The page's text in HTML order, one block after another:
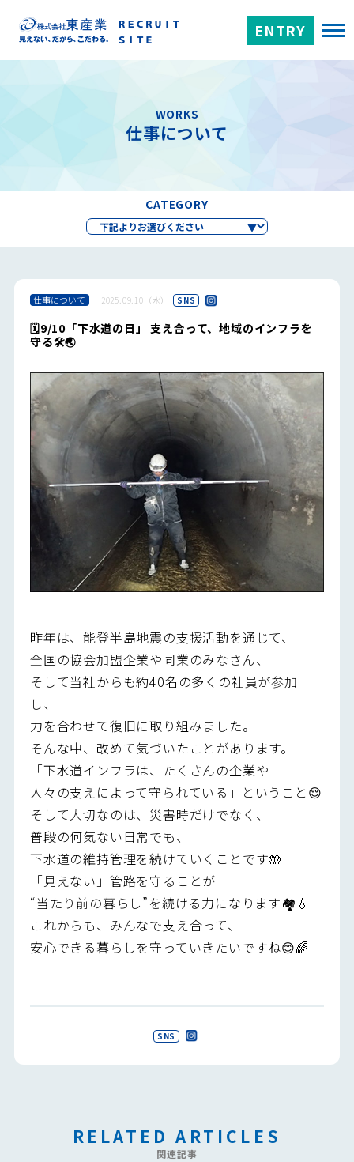
ENTRY
WORKS
仕事について
CATEGORY
仕事について 2025.09.10（水） SNS
🗓️9/10「下水道の日」 支え合って、地域のインフラを
守る🛠️🌏
昨年は、能登半島地震の支援活動を通じて、
全国の協会加盟企業や同業のみなさん、
そして当社からも約40名の多くの社員が参加
し、
力を合わせて復旧に取り組みました。
そんな中、改めて気づいたことがあります。
「下水道インフラは、たくさんの企業や
人々の支えによって守られている」ということ😌
そして大切なのは、災害時だけでなく、
普段の何気ない日常でも、
下水道の維持管理を続けていくことです🤲
「見えない」管路を守ることが
“当たり前の暮らし”を続ける力になります🏘️💧
これからも、みんなで支え合って、
安心できる暮らしを守っていきたいですね😊🌈
SNS
RELATED ARTICLES
関連記事